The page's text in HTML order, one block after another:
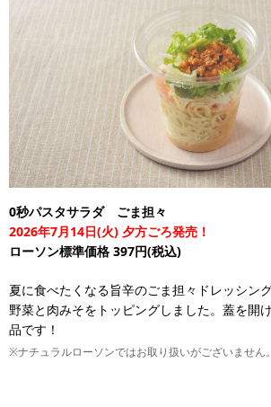
0秒パスタサラダ ごま担々
2026年7月14日(火) 夕方ごろ発売！
ローソン標準価格 397円(税込)
夏に食べたくなる旨辛のごま担々ドレッシン
野菜と肉みそをトッピングしました。蓋を開
品です！
※ナチュラルローソンではお取り扱いがございません。